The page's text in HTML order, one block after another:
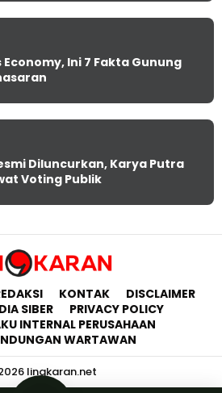
Ini 7 Fakta Gunung
Diluncurkan, Karya Putra
Voting Publik
KONTAK
DISCLAIMER
SIBER
PRIVACY POLICY
INTERNAL PERUSAHAAN
WARTAWAN
lingkaran.net